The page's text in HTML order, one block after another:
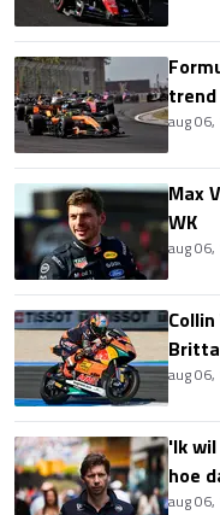
trend
aug 06,
Max
WK
aug 06,
aug 06,
'Ik
hoe
aug 06,